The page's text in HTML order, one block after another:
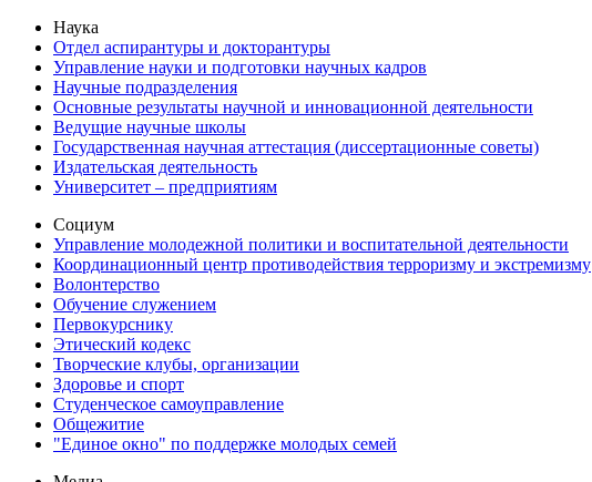
Наука
Отдел аспирантуры и докторантуры
Управление науки и подготовки научных кадров
Научные подразделения
Основные результаты научной и инновационной деятельности
Ведущие научные школы
Государственная научная аттестация (диссертационные советы)
Издательская деятельность
Университет – предприятиям
Социум
Управление молодежной политики и воспитательной деятельности
Координационный центр противодействия терроризму и экстремизму
Волонтерство
Обучение служением
Первокурснику
Этический кодекс
Творческие клубы, организации
Здоровье и спорт
Студенческое самоуправление
Общежитие
"Единое окно" по поддержке молодых семей